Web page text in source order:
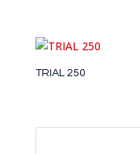
TRIAL 250